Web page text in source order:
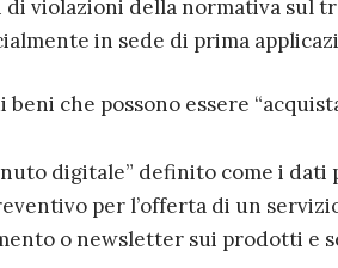
violazioni della normativa sul
in sede di prima
beni che possono essere
digitale” definito come i
per l’offerta di un
o newsletter sui prodotti e